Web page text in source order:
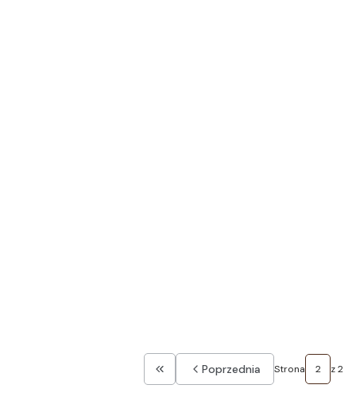
Wróć do pierwszej strony z
Poprzednia Strona z 2